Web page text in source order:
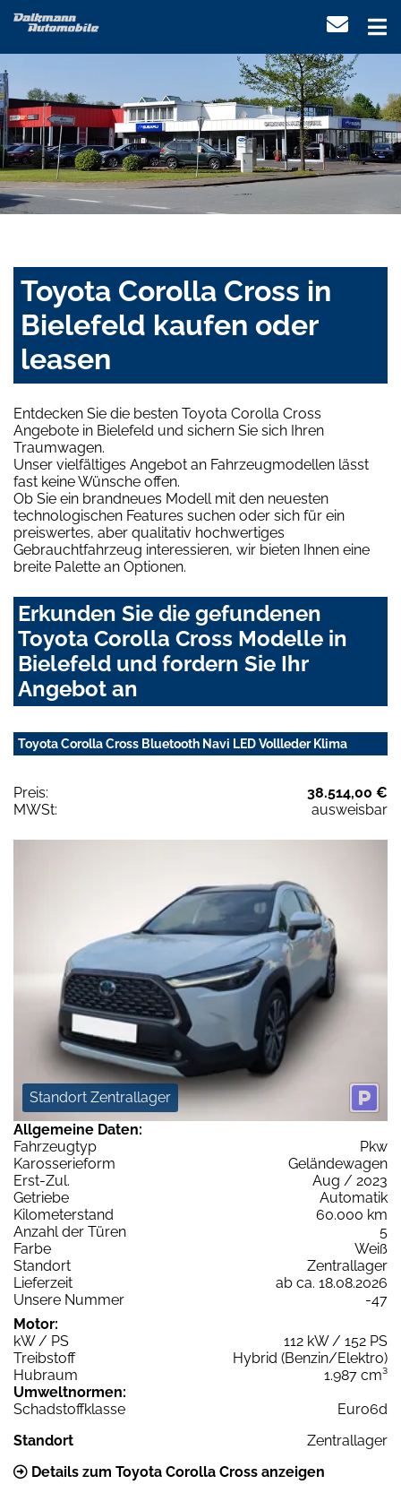
Toyota Corolla Cross in
Bielefeld kaufen oder
leasen
Entdecken Sie die besten Toyota Corolla Cross
Angebote in Bielefeld und sichern Sie sich Ihren
Traumwagen.
Unser vielfältiges Angebot an Fahrzeugmodellen lässt
fast keine Wünsche offen.
Ob Sie ein brandneues Modell mit den neuesten
technologischen Features suchen oder sich für ein
preiswertes, aber qualitativ hochwertiges
Gebrauchtfahrzeug interessieren, wir bieten Ihnen eine
breite Palette an Optionen.
Erkunden Sie die gefundenen
Toyota Corolla Cross Modelle in
Bielefeld und fordern Sie Ihr
Angebot an
Toyota Corolla Cross Bluetooth Navi LED Vollleder Klima
Preis:
38.514,00 €
MWSt:
ausweisbar
Standort Zentrallager
Allgemeine Daten:
Fahrzeugtyp
Pkw
Karosserieform
Geländewagen
Erst-Zul.
Aug / 2023
Getriebe
Automatik
Kilometerstand
60.000 km
Anzahl der Türen
5
Farbe
Weiß
Standort
Zentrallager
Lieferzeit
ab ca. 18.08.2026
Unsere Nummer
-47
Motor:
kW / PS
112 kW / 152 PS
Treibstoff
Hybrid (Benzin/Elektro)
Hubraum
1.987 cm³
Umweltnormen:
Schadstoffklasse
Euro6d
Standort
Zentrallager
Details zum Toyota Corolla Cross anzeigen